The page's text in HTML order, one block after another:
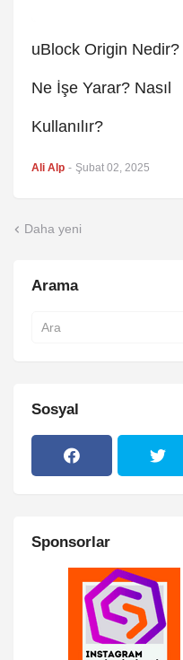
uBlock Origin Nedir?
Ne İşe Yarar? Nasıl
Kullanılır?
Ali Alp - Şubat 02, 2025
Daha yeni
Arama
Sosyal
Sponsorlar